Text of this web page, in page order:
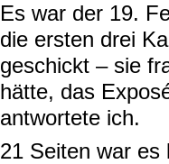
Es war der 19.
die ersten drei
geschickt – sie
hätte, das
antwortete ich.
21 Seiten war es